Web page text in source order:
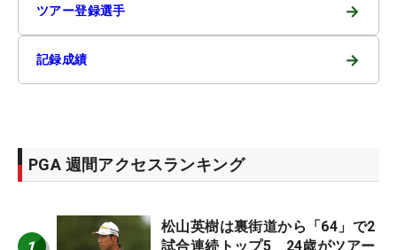
ツアー登録選手 →
記録成績 →
PGA 週間アクセスランキング
松山英樹は裏街道から「64」で2
試合連続トップ5 24歳がツアー